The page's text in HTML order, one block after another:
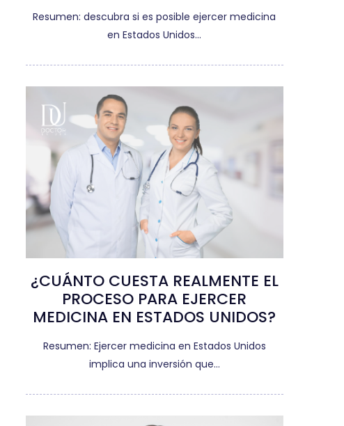
Resumen: descubra si es posible ejercer medicina
en Estados Unidos…
¿CUÁNTO CUESTA REALMENTE EL
PROCESO PARA EJERCER
MEDICINA EN ESTADOS UNIDOS?
Resumen: Ejercer medicina en Estados Unidos
implica una inversión que…